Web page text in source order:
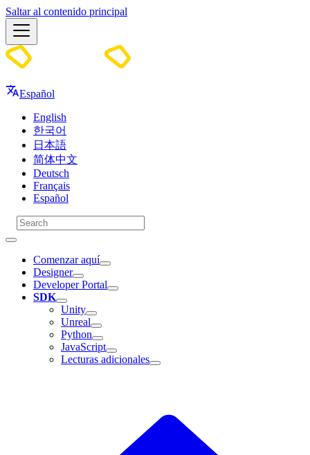
Saltar al contenido principal
Español
English
한국어
日本語
简体中文
Deutsch
Français
Español
Comenzar aquí
Designer
Developer Portal
SDK
Unity
Unreal
Python
JavaScript
Lecturas adicionales